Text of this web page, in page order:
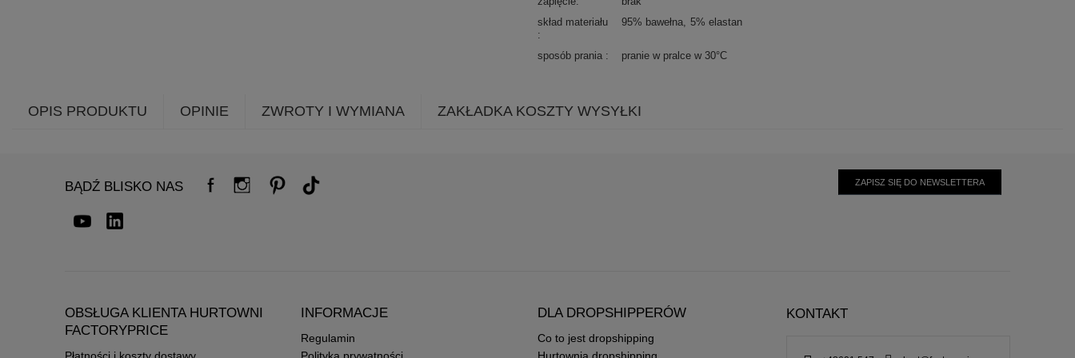
skład materiału
95% bawełna 5% elastan
sposób prania pranie w pralce w 30°C
OPIS PRODUKTU OPINIE ZWROTY I WYMIANA ZAKŁADKA KOSZTY WYSYŁKI
BĄDŹ BLISKO NAS ZAPISZ SIĘ DO NEWSLETTERA
OBSŁUGA KLIENTA HURTOWNI
FACTORYPRICE
INFORMACJE
Regulamin
DLA DROPSHIPPERÓW
Co to jest dropshipping
KONTAKT